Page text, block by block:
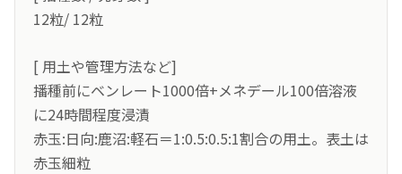
12粒/ 12粒
[ 用土や管理方法など]
播種前にベンレート1000倍+メネデール100倍溶液
に24時間程度浸漬
赤玉:日向:鹿沼:軽石＝1:0.5:0.5:1割合の用土。表土は
赤玉細粒